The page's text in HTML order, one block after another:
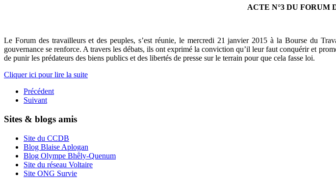
ACTE N°3 DU FORUM
Le Forum des travailleurs et des peuples, s’est réunie, le mercredi 21 janvier 2015 à la Bourse du
gouvernance se renforce. A travers les débats, ils ont exprimé la conviction qu’il leur faut conquérir et
de punir les prédateurs des biens publics et des libertés de presse sur le terrain pour que cela fasse loi.
Cliquer ici pour lire la suite
Précédent
Suivant
Sites & blogs amis
Site du CCDB
Blog Blaise Aplogan
Blog Olympe Bhêly-Quenum
Site du réseau Voltaire
Site ONG Survie